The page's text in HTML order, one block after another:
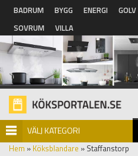
Hoppa till huvudinnehåll
BADRUM BYGG ENERGI GOLV
SOVRUM
VILLA
VÄLJ KATEGORI
Hem » Köksblandare » Staffanstorp